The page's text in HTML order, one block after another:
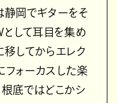
静岡でギターをそ
として耳目を集め
移してからエレク
フォーカスした楽
根底ではどこかシ